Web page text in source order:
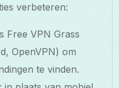
verbeteren:
Free VPN Grass
OpenVPN) om
te vinden.